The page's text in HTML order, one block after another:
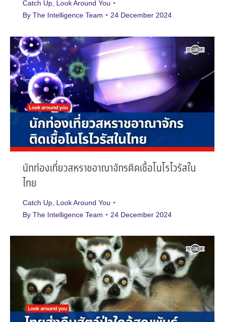
Catch Up Look Around You
By The Intelligence Team 24 December 2024
นักท่องเที่ยวสหราชอาณาจักรติดเชื้อโนโรไวรัสใน
ไทย
Catch Up Look Around You
By The Intelligence Team 24 December 2024